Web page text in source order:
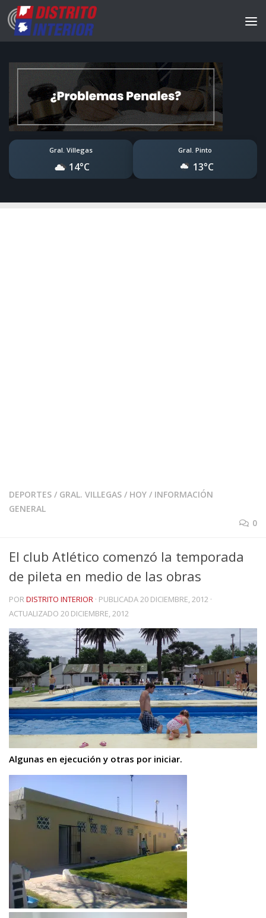
Gral. Villegas
14°C
Gral. Pinto
13°C
DEPORTES / GRAL. VILLEGAS / HOY / INFORMACIÓN
GENERAL
0
El club Atlético comenzó la temporada
de pileta en medio de las obras
PORDISTRITO INTERIOR · PUBLICADA20 DICIEMBRE, 2012 ·
ACTUALIZADO 20 DICIEMBRE, 2012
Algunas en ejecución y otras por iniciar.